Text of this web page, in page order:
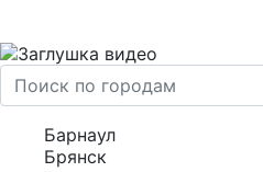
Барнаул
Брянск